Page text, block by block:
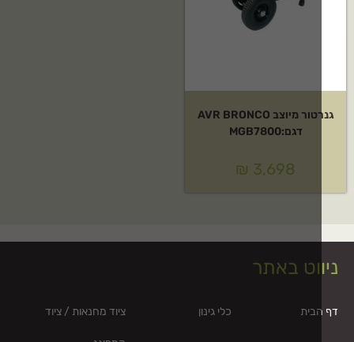
גנרטור מיוצב AVR BRONCO
₪3,698
באתר
ציוד מחנאות / ציוד